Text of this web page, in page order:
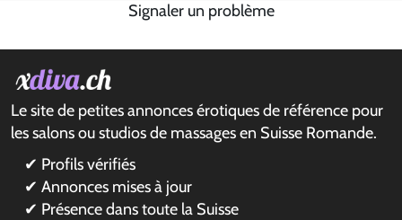
Signaler un problème
Le site de petites annonces érotiques de référence pour
les salons ou studios de massages en Suisse Romande.
✔ Profils vérifiés
✔ Annonces mises à jour
✔ Présence dans toute la Suisse